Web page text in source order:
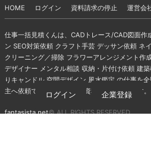
HOME ログイン 資料請求の停止 運営会
仕事一括見積くんは、CADトレース/CAD図面作
ン SEO対策依頼 クラフト手芸 デッサン依頼 ネ
クリーニング／掃除 フラワーアレンジメント作
デザイナー メンタル相談 収納・片付け依頼 建
りキャンドル 空間デザイン 風水鑑定 の仕事を
主へ依頼できる無料の一括資料請求サイトです。
fantasista.net© ALL RIGHTS RESERVED.
ログイン 企業登録